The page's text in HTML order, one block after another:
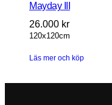
Mayday III
26.000 kr
120x120cm
Läs mer och köp